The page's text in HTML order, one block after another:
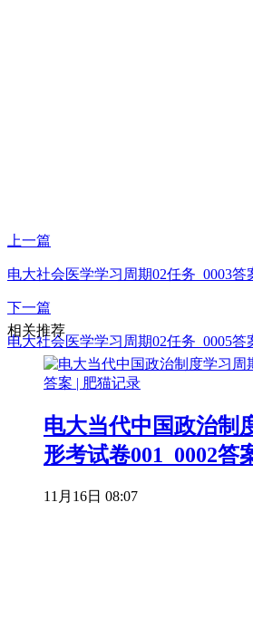
上一篇
电大社会医学学习周期02任务_0003答
下一篇
电大社会医学学习周期02任务_0005答
相关推荐
电大当代中国政治制
形考试卷001_0002答
11月16日 08:07